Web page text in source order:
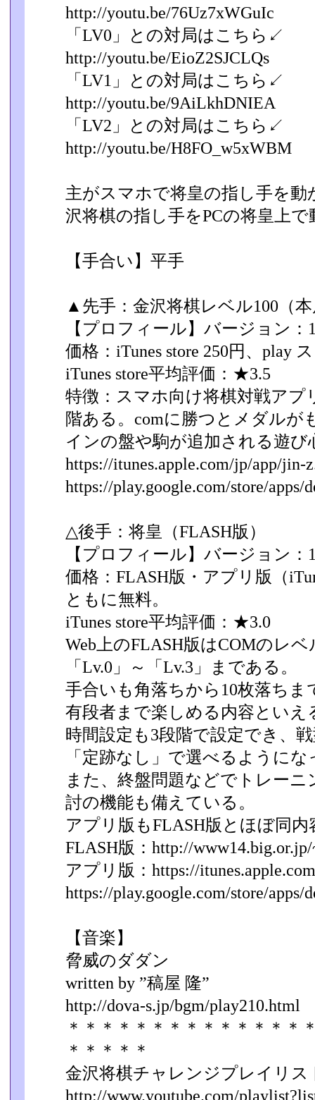
http://youtu.be/76Uz7xWGuIc
「LV0」との対局はこちら↙
http://youtu.be/EioZ2SJCLQs
「LV1」との対局はこちら↙
http://youtu.be/9AiLkhDNIEA
「LV2」との対局はこちら↙
http://youtu.be/H8FO_w5xWBM
主がスマホで将皇の指し手を
沢将棋の指し手をPCの将皇上
【手合い】平手
▲先手：金沢将棋レベル100（
【プロフィール】バージョン：
価格：iTunes store 250円、play
iTunes store平均評価：★3.5
特徴：スマホ向け将棋対戦アプ
階ある。comに勝つとメダル­が
インの盤や駒が追加される遊び
https://itunes.apple.com/jp/app/jin-
https://play.google.com/store/apps/
△後手：将皇（FLASH版）
【プロフィール】バージョン
価格：FLASH版・アプリ版（
ともに無料。
iTunes store平均評価：★3.0
Web上のFLASH版はCOMのレ
「Lv.0」～「Lv.3」­まである。
手合いも角落ちから10枚落ちま
有段者まで楽しめる内容といえ
時間設定も3段階で設定でき、
「定跡なし」で選べるように
また、終盤問題などでトレー
討の機能も備えている。
アプリ版もFLASH版とほぼ同
FLASH版：http://www14.big.or.jp/
アプリ版：https://
https://play.google.com/store/apps/
【音楽】
脅威のダダン
written by ”稿屋 隆”
http://dova-s.jp/bgm/play210.html
＊＊＊＊＊＊＊＊＊＊＊＊＊＊
＊＊＊＊＊
金沢将棋チャレンジプレイリス
http://www.youtube.com/